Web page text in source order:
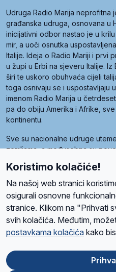
Udruga Radio Marija neprofitna
građanska udruga, osnovana u
inicijativni odbor nastao je u
mir, a uoči osnutka
Italije. Ideja o Radio Mariji i prvi
u župi u Erbi na sjeveru Italije.
širi te uskoro obuhvaća cijeli
toga osnivaju se i uspostavljaju
imenom Radio Marija u
pa do obiju Amerika i Afrike,
kontinentu.
Sve su nacionalne udruge
zemljama, a međusobna su
Radio Maria). Svjetsku obitelj
kojima je i hrvatska Udruga
O namaRadio ProgramVolonteri
Ova stranica je zaštićena
Koristimo kolačiće!
Na našoj web stranici
osigurali osnovne
stranice. Klikom na "Prihvati
svih kolačića. Međutim,
postavkama kolačića kako